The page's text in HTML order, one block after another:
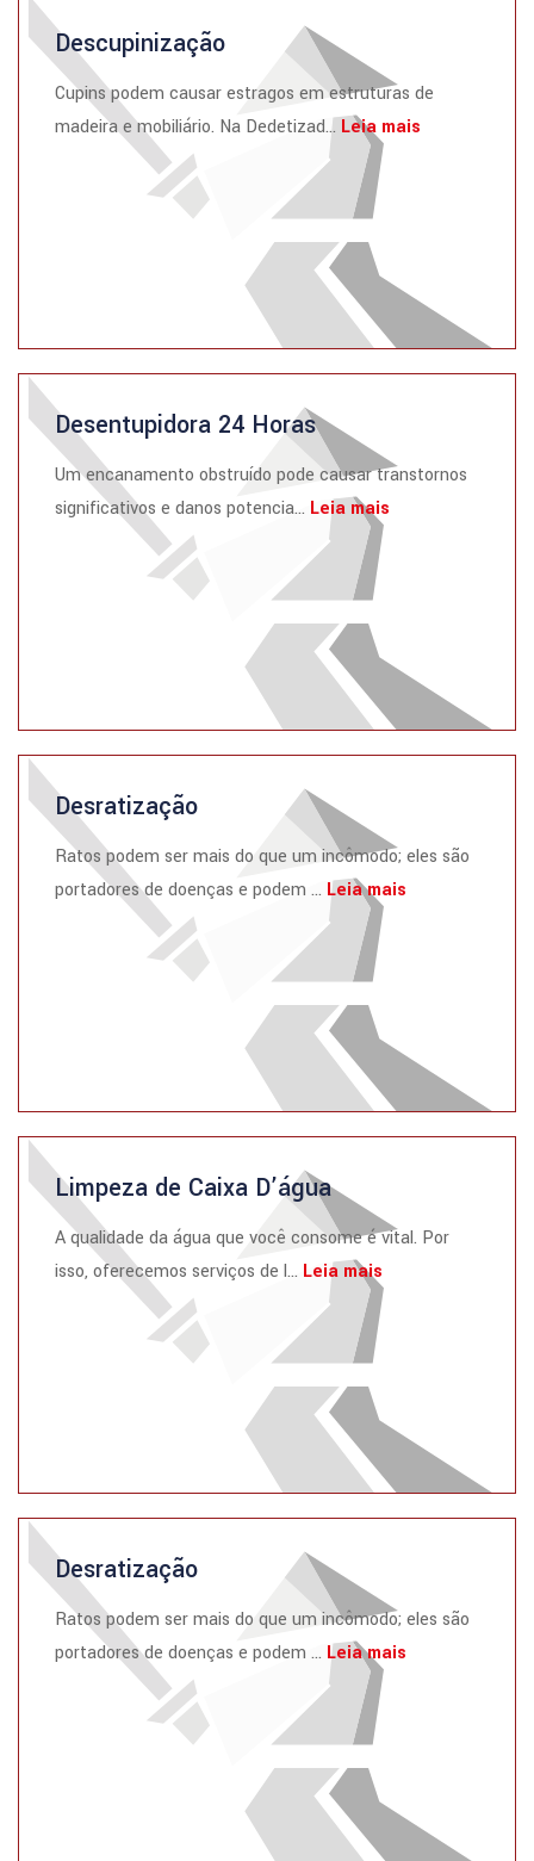
Descupinização
Cupins podem causar estragos em estruturas de
madeira e mobiliário. Na Dedetizad... Leia mais
Desentupidora 24 Horas
Um encanamento obstruído pode causar transtornos
significativos e danos potencia... Leia mais
Desratização
Ratos podem ser mais do que um incômodo; eles são
portadores de doenças e podem ... Leia mais
Limpeza de Caixa D’água
A qualidade da água que você consome é vital. Por
isso, oferecemos serviços de l... Leia mais
Desratização
Ratos podem ser mais do que um incômodo; eles são
portadores de doenças e podem ... Leia mais